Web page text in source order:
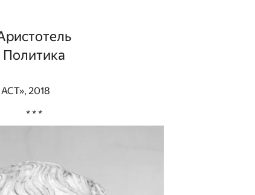
Политика
2018
* * *